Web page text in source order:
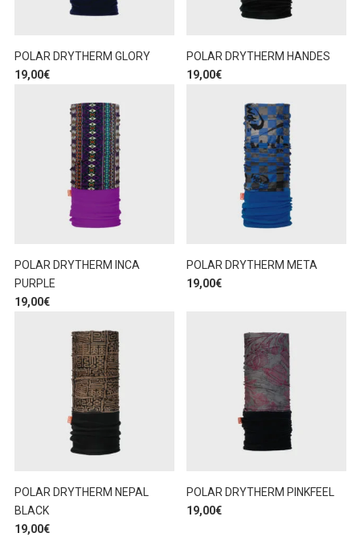
POLAR DRYTHERM GLORY
19,00€
POLAR DRYTHERM HANDES
19,00€
POLAR DRYTHERM INCA
PURPLE
19,00€
POLAR DRYTHERM META
19,00€
POLAR DRYTHERM NEPAL
BLACK
19,00€
POLAR DRYTHERM PINKFEEL
19,00€